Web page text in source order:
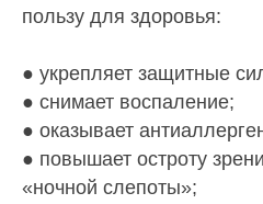
пользу для здоровья:
● укрепляет защитные
● снимает воспаление;
● оказывает
● повышает остроту
«ночной слепоты»;